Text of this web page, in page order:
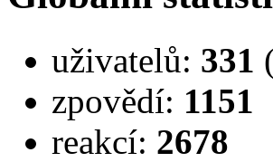
uživatelů: 331
zpovědí: 1151
reakcí: 2678